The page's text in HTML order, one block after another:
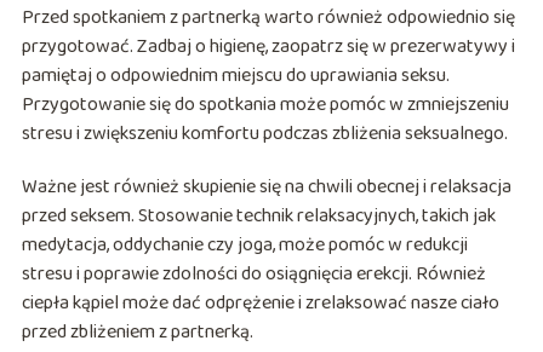
Przed spotkaniem z partnerką warto również odpowiednio się
przygotować. Zadbaj o higienę, zaopatrz się w prezerwatywy i
pamiętaj o odpowiednim miejscu do uprawiania seksu.
Przygotowanie się do spotkania może pomóc w zmniejszeniu
stresu i zwiększeniu komfortu podczas zbliżenia seksualnego.
Ważne jest również skupienie się na chwili obecnej i relaksacja
przed seksem. Stosowanie technik relaksacyjnych, takich jak
medytacja, oddychanie czy joga, może pomóc w redukcji
stresu i poprawie zdolności do osiągnięcia erekcji. Również
ciepła kąpiel może dać odprężenie i zrelaksować nasze ciało
przed zbliżeniem z partnerką.